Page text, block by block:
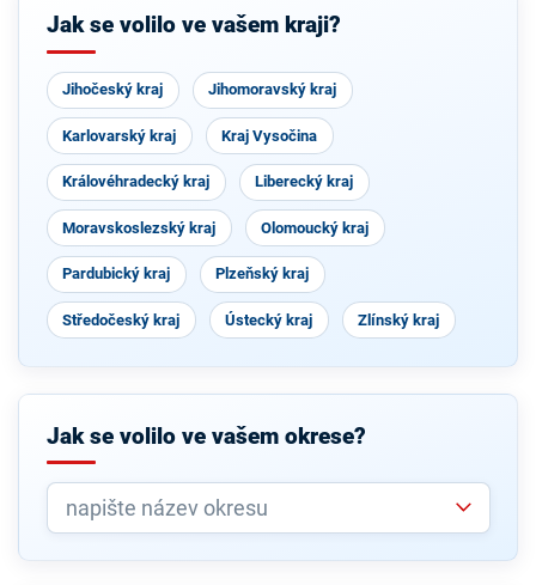
ČSL, TOP
ProOlomo
uc)
Jak se volilo ve vašem kraji?
Jihočeský kraj Jihomoravský kraj
Karlovarský kraj Kraj Vysočina
Královéhradecký kraj Liberecký kraj
Moravskoslezský kraj Olomoucký kraj
Pardubický kraj Plzeňský kraj
Středočeský kraj Ústecký kraj Zlínský kraj
Jak se volilo ve vašem okrese?